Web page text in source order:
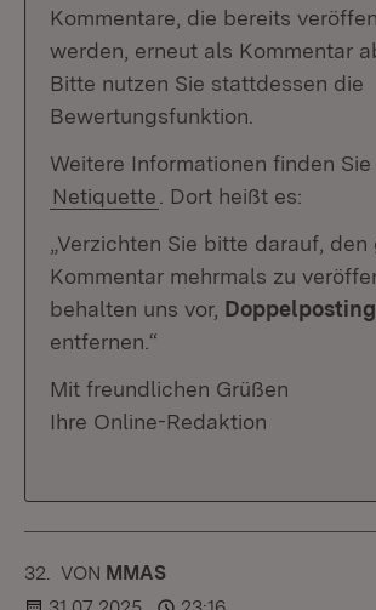
Kommentare, die bereits
werden, erneut als Kommentar
Bitte nutzen Sie stattdessen die
Bewertungsfunktion.
Weitere Informationen finden
Netiquette
. Dort heißt es:
„Verzichten Sie bitte darauf,
Kommentar mehrmals zu
behalten uns vor,
entfernen.“
Mit freundlichen Grüßen
Ihre Online-Redaktion
32. KOMMENTAR
VON :MMAS